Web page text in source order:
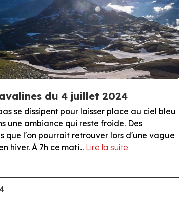
du 4 juillet 2024
se dissipent pour laisser place au ciel bleu
une ambiance qui reste froide. Des
que l'on pourrait retrouver lors d'une vague
hiver. À 7h ce mati... Lire la suite